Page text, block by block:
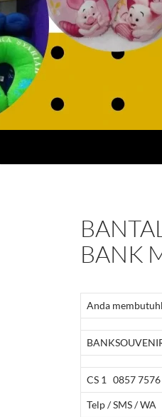
BANK
Anda
CS 1 0857
Telp / SMS / WA